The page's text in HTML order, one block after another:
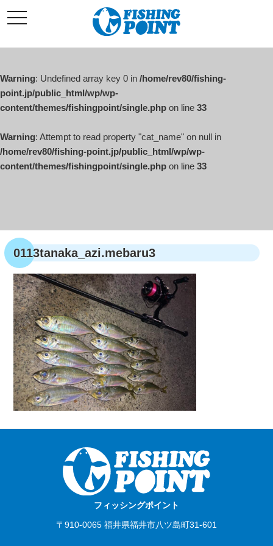
ン
ン
へ
ス
キ
プ
t
o
l
v
i
a
o
n
Warning: Undefined array key 0 in /home/rev80/fishing-
point.jp/public_html/wp/wp-
content/themes/fishingpoint/single.php on line 33
Warning: Attempt to read property "cat_name" on null in
/home/rev80/fishing-point.jp/public_html/wp/wp-
content/themes/fishingpoint/single.php on line 33
0113tanaka_azi.mebaru3
フィッシングポイント
〒910-0065 福井県福井市八ツ島町31-601